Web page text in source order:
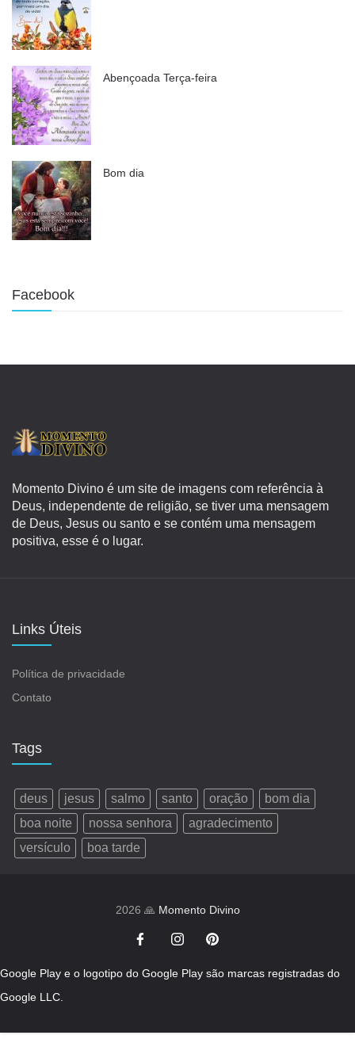
Abençoada Terça-feira
Bom dia
Facebook
Momento Divino é um site de imagens com referência à
Deus, independente de religião, se tiver uma mensagem
de Deus, Jesus ou santo e se contém uma mensagem
positiva, esse é o lugar.
Links Úteis
Política de privacidade
Contato
Tags
deus jesus salmo santo oração
bom dia
boa noite
nossa senhora
agradecimento
versículo
boa tarde
2026 🙏 Momento Divino
Google Play e o logotipo do Google Play são marcas registradas do
Google LLC.